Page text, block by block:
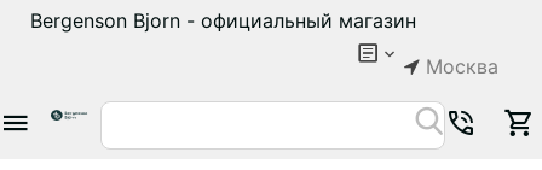
Bergenson Bjorn - официальный магазин
Москва